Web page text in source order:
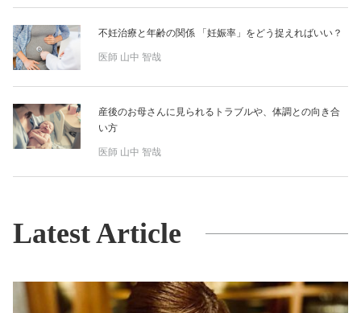
不妊治療と年齢の関係 「妊娠率」をどう捉えればいい？
医師 山中 智哉
産後のお母さんに見られるトラブルや、体調との向き合
い方
医師 山中 智哉
Latest Article